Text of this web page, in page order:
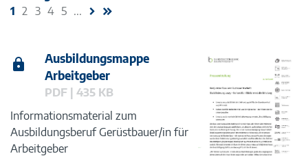
1 2 3 4 5 ...
Ausbildungsmappe
Arbeitgeber
PDF | 435 KB
Informationsmaterial zum
Ausbildungsberuf Gerüstbauer/in für
Arbeitgeber